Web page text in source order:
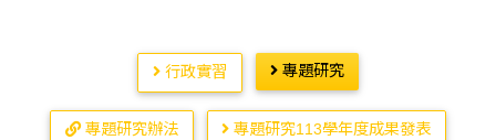
行政實習 專題研究
專題研究辦法 專題研究113學年度成果發表